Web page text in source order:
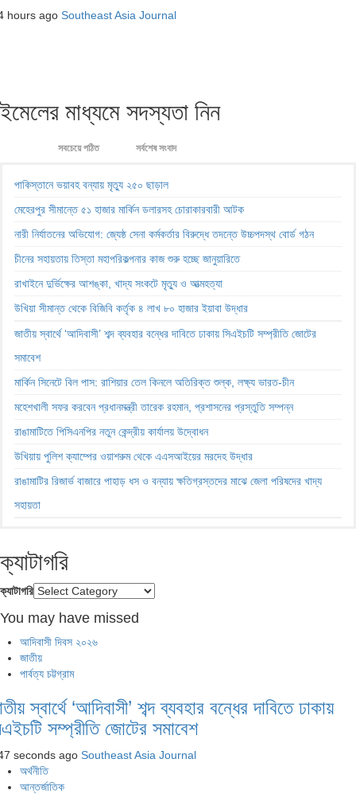
hours ago Southeast Asia Journal
ইমেলের মাধ্যমে সদস্যতা নিন
সবচেয়ে পঠিত সর্বশেষ সংবাদ
পাকিস্তানে ভয়াবহ বন্যায় মৃত্যু ২৫০ ছাড়াল
মেহেরপুর সীমান্তে ৫১ হাজার মার্কিন ডলারসহ চোরাকারবারী আটক
নারী নির্যাতনের অভিযোগ: জ্যেষ্ঠ সেনা কর্মকর্তার বিরুদ্ধে তদন্তে উচ্চপদস্থ বোর্ড গঠন
চীনের সহায়তায় তিস্তা মহাপরিকল্পনার কাজ শুরু হচ্ছে জানুয়ারিতে
রাখাইনে দুর্ভিক্ষের আশঙ্কা, খাদ্য সংকটে মৃত্যু ও আত্মহত্যা
উখিয়া সীমান্ত থেকে বিজিবি কর্তৃক ৪ লাখ ৮০ হাজার ইয়াবা উদ্ধার
জাতীয় স্বার্থে ‘আদিবাসী’ শব্দ ব্যবহার বন্ধের দাবিতে ঢাকায় সিএইচটি সম্প্রীতি জোটের
সমাবেশ
মার্কিন সিনেটে বিল পাস: রাশিয়ার তেল কিনলে অতিরিক্ত শুল্ক, লক্ষ্য ভারত-চীন
মহেশখালী সফর করবেন প্রধানমন্ত্রী তারেক রহমান, প্রশাসনের প্রস্তুতি সম্পন্ন
রাঙামাটিতে পিসিএনপির নতুন কেন্দ্রীয় কার্যালয় উদ্বোধন
উখিয়ায় পুলিশ ক্যাম্পের ওয়াশরুম থেকে এএসআইয়ের মরদেহ উদ্ধার
রাঙামাটির রিজার্ভ বাজারে পাহাড় ধস ও বন্যায় ক্ষতিগ্রস্তদের মাঝে জেলা পরিষদের খাদ্য
সহায়তা
ক্যাটাগরি
ক্যাটাগরি
You may have missed
আদিবাসী দিবস ২০২৬
জাতীয়
পার্বত্য চট্টগ্রাম
স্বার্থে ‘আদিবাসী’ শব্দ ব্যবহার বন্ধের দাবিতে ঢাকায়
সম্প্রীতি জোটের সমাবেশ
seconds ago Southeast Asia Journal
অর্থনীতি
আন্তর্জাতিক